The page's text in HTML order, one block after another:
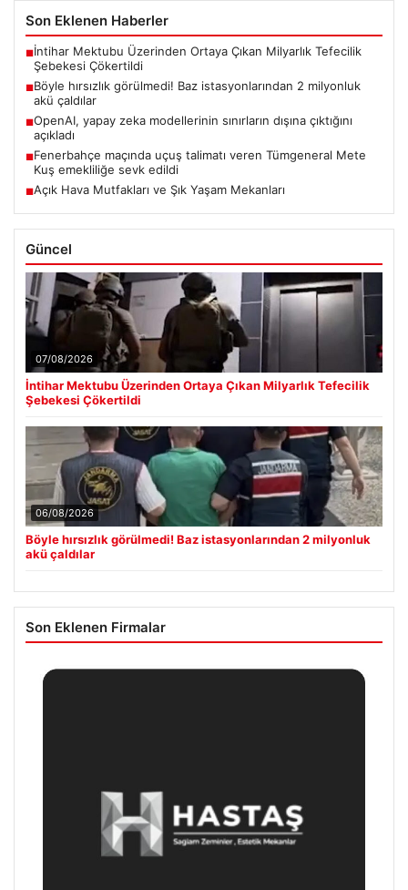
Son Eklenen Haberler
■İntihar Mektubu Üzerinden Ortaya Çıkan Milyarlık Tefecilik
Şebekesi Çökertildi
■Böyle hırsızlık görülmedi! Baz istasyonlarından 2 milyonluk
akü çaldılar
■OpenAI, yapay zeka modellerinin sınırların dışına çıktığını
açıkladı
■Fenerbahçe maçında uçuş talimatı veren Tümgeneral Mete
Kuş emekliliğe sevk edildi
■Açık Hava Mutfakları ve Şık Yaşam Mekanları
Güncel
07/08/2026
İntihar Mektubu Üzerinden Ortaya Çıkan Milyarlık Tefecilik
Şebekesi Çökertildi
06/08/2026
Böyle hırsızlık görülmedi! Baz istasyonlarından 2 milyonluk
akü çaldılar
Son Eklenen Firmalar